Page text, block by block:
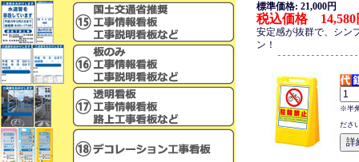
標準価格: 21,000円
税込価格 14,580
安定感が抜群で、シン
ン！
※半
ださ